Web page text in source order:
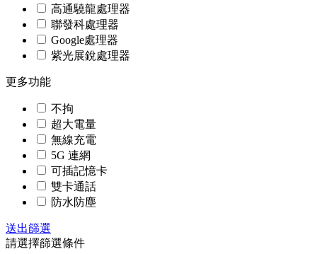
高通驍龍處理器
聯發科處理器
Google處理器
紫光展銳處理器
更多功能
不拘
超大電量
無線充電
5G 連網
可插記憶卡
雙卡通話
防水防塵
送出篩選
請選擇篩選條件